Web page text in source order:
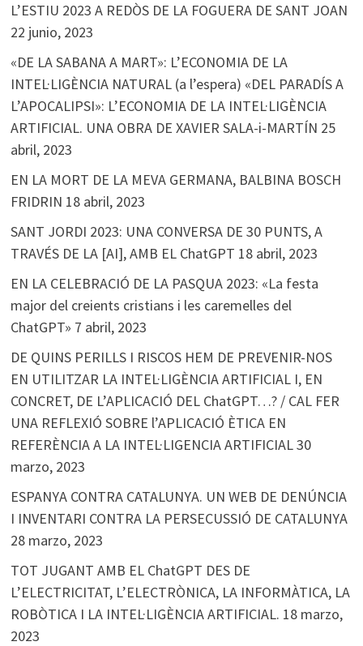
L’ESTIU 2023 A REDÒS DE LA FOGUERA DE SANT JOAN
22 junio, 2023
«DE LA SABANA A MART»: L’ECONOMIA DE LA
INTEL·LIGÈNCIA NATURAL (a l’espera) «DEL PARADÍS A
L’APOCALIPSI»: L’ECONOMIA DE LA INTEL·LIGÈNCIA
ARTIFICIAL. UNA OBRA DE XAVIER SALA-i-MARTÍN 25
abril, 2023
EN LA MORT DE LA MEVA GERMANA, BALBINA BOSCH
FRIDRIN 18 abril, 2023
SANT JORDI 2023: UNA CONVERSA DE 30 PUNTS, A
TRAVÉS DE LA [AI], AMB EL ChatGPT 18 abril, 2023
EN LA CELEBRACIÓ DE LA PASQUA 2023: «La festa
major del creients cristians i les caremelles del
ChatGPT» 7 abril, 2023
DE QUINS PERILLS I RISCOS HEM DE PREVENIR-NOS
EN UTILITZAR LA INTEL·LIGÈNCIA ARTIFICIAL I, EN
CONCRET, DE L’APLICACIÓ DEL ChatGPT…? / CAL FER
UNA REFLEXIÓ SOBRE l’APLICACIÓ ÈTICA EN
REFERÈNCIA A LA INTEL·LIGENCIA ARTIFICIAL30
marzo, 2023
ESPANYA CONTRA CATALUNYA. UN WEB DE DENÚNCIA
I INVENTARI CONTRA LA PERSECUSSIÓ DE CATALUNYA
28 marzo, 2023
TOT JUGANT AMB EL ChatGPT DES DE
L’ELECTRICITAT, L’ELECTRÒNICA, LA INFORMÀTICA, LA
ROBÒTICA I LA INTEL·LIGÈNCIA ARTIFICIAL. 18 marzo,
2023